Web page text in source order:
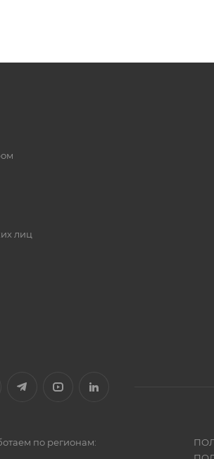
лиц
по регионам: